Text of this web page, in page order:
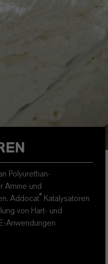
Polyurethan-
Amine und
Addocat® Katalysatoren
von Hart- und
Anwendungen